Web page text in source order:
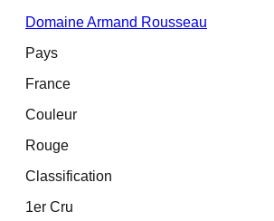
Domaine Armand Rousseau
Pays
France
Couleur
Rouge
Classification
1er Cru